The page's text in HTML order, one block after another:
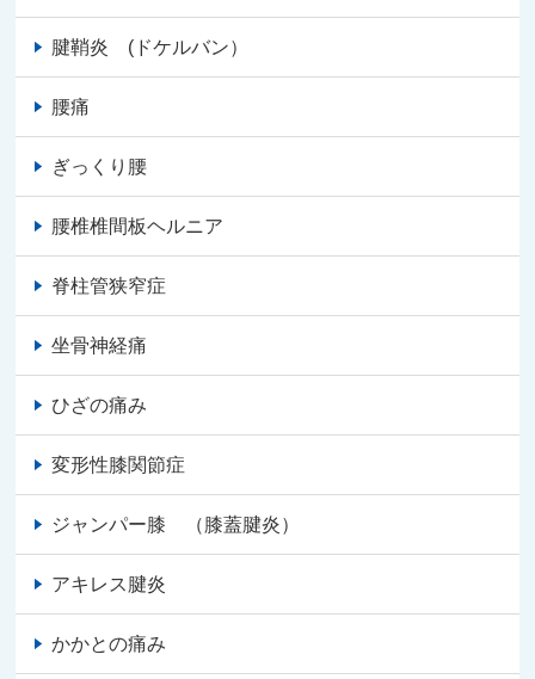
腱鞘炎 (ドケルバン）
腰痛
ぎっくり腰
腰椎椎間板ヘルニア
脊柱管狭窄症
坐骨神経痛
ひざの痛み
変形性膝関節症
ジャンパー膝 （膝蓋腱炎）
アキレス腱炎
かかとの痛み